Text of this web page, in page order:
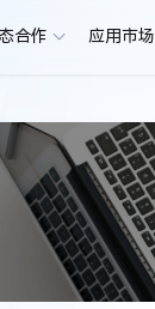
合作 应用市场